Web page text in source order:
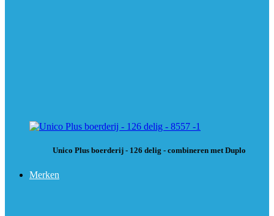
Unico Plus boerderij - 126 delig - combineren met Duplo
Merken